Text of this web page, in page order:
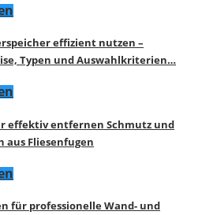
effizient nutzen –
Typen und Auswahlkriterien…
effektiv entfernen Schmutz und
aus Fliesenfugen
für professionelle Wand- und